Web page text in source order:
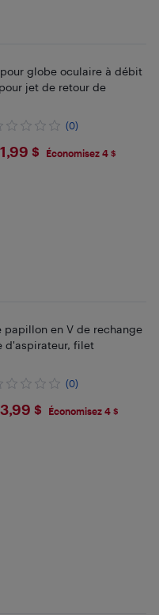
globe oculaire à débit
jet de retour de
(0)
$ Économisez 4 $
papillon en V de rechange
d'aspirateur, filet
(0)
$ Économisez 4 $